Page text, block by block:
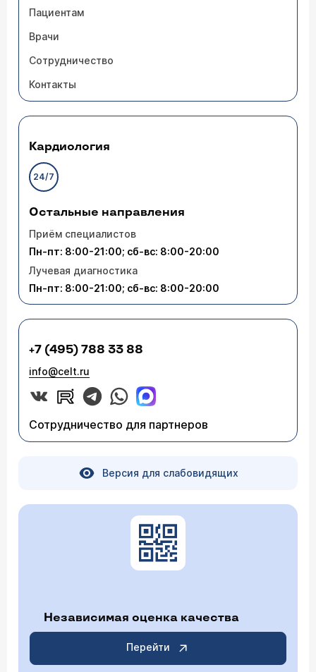
Пациентам
Врачи
Сотрудничество
Контакты
Кардиология
24/7
Остальные направления
Приём специалистов
Пн-пт: 8:00-21:00; сб-вс: 8:00-20:00
Лучевая диагностика
Пн-пт: 8:00-21:00; сб-вс: 8:00-20:00
+7 (495) 788 33 88
info@celt.ru
Сотрудничество для партнеров
Версия для слабовидящих
Независимая оценка качества
Перейти